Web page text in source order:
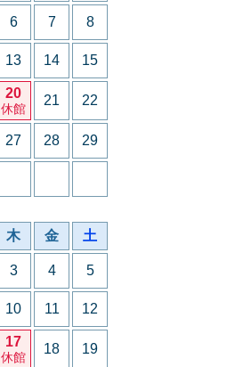
6 7 8
13 14 15
20
休館
21 22
27 28 29
木 金 土
3 4 5
10 11 12
17
休館
18 19